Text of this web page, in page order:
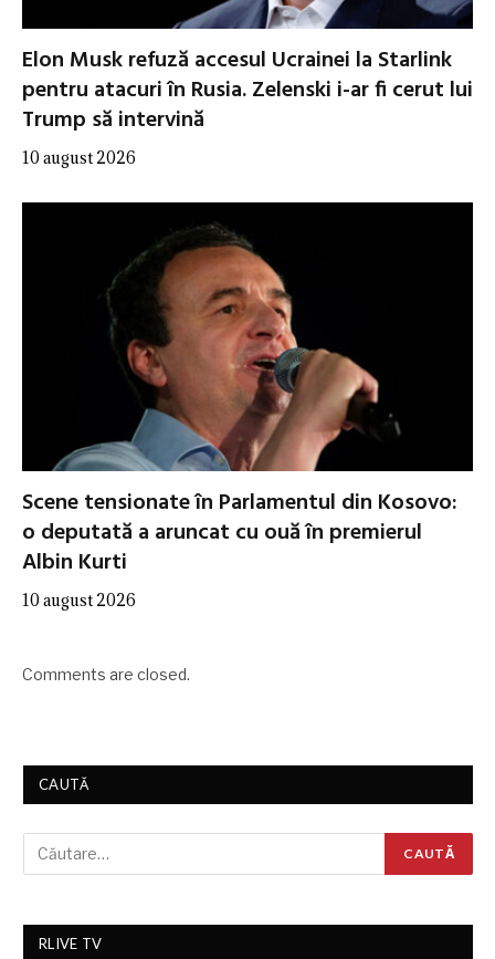
Elon Musk refuză accesul Ucrainei la Starlink
pentru atacuri în Rusia. Zelenski i-ar fi cerut lui
Trump să intervină
10 august 2026
Scene tensionate în Parlamentul din Kosovo:
o deputată a aruncat cu ouă în premierul
Albin Kurti
10 august 2026
Comments are closed.
CAUTĂ
RLIVE TV